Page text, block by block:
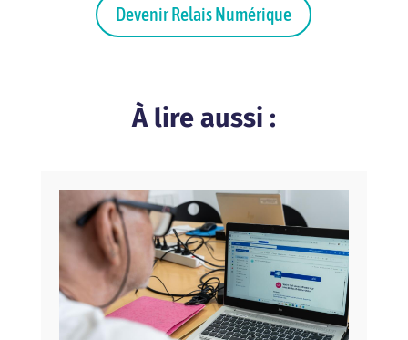
Devenir Relais Numérique
À lire aussi :